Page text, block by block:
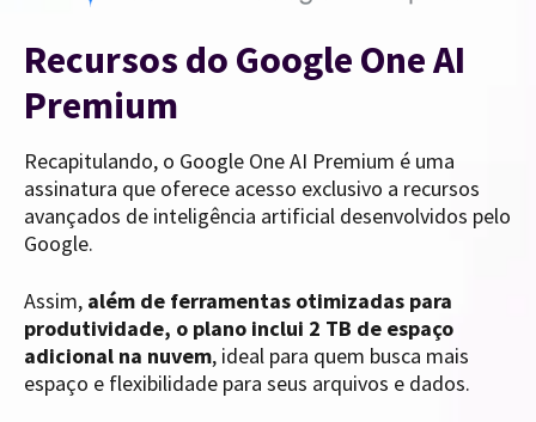
Recursos do Google One AI
Premium
Recapitulando, o Google One AI Premium é uma
assinatura que oferece acesso exclusivo a recursos
avançados de inteligência artificial desenvolvidos pelo
Google.
Assim, além de ferramentas otimizadas para
produtividade, o plano inclui 2 TB de espaço
adicional na nuvem, ideal para quem busca mais
espaço e flexibilidade para seus arquivos e dados.